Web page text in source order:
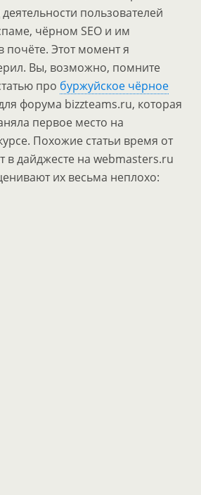
пользователей
чёрном SEO и им
почёте. Этот момент я
Вы, возможно, помните
про буржуйское чёрное
форума bizzteams.ru, которая
первое место на
Похожие статьи время от
в дайджесте на webmasters.ru
их весьма неплохо: